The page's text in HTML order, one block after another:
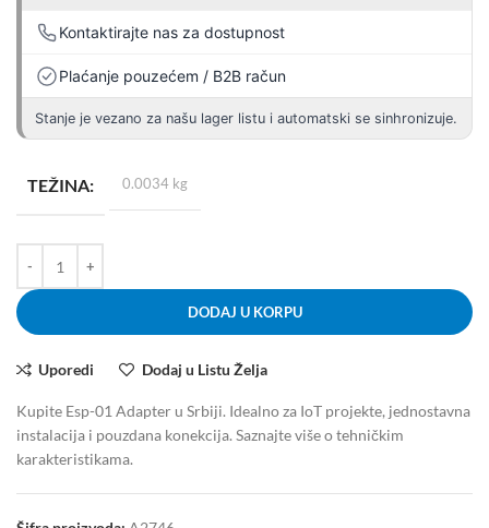
Kontaktirajte nas za dostupnost
Plaćanje pouzećem / B2B račun
Stanje je vezano za našu lager listu i automatski se sinhronizuje.
TEŽINA 0.0034 kg
DODAJ U KORPU
Uporedi Dodaj u Listu Želja
Kupite Esp-01 Adapter u Srbiji. Idealno za IoT projekte, jednostavna
instalacija i pouzdana konekcija. Saznajte više o tehničkim
karakteristikama.